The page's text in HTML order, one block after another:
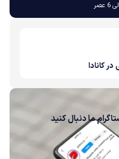
کانادا
ما دنبال کنید